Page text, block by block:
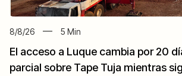
8/8/26 5 Min
El acceso a Luque cambia por 20
parcial sobre Tape Tuja mientras